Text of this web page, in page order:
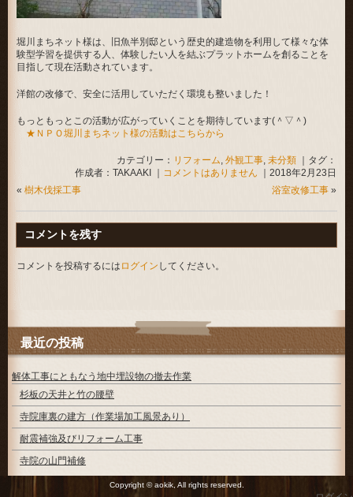
堀川まちネット様は、旧魚半別邸という歴史的建造物を利用して様々な体
験型学習を提供する人、体験したい人を結ぶプラットホームを創ることを
目指して現在活動されています。
洋館の改修で、安全に活用していただく環境も整いました！
もっともっとこの活動が広がっていくことを期待しています(＾▽＾)
★ＮＰＯ堀川まちネット様の活動はこちらから
カテゴリー： リフォーム 外観工事, 未分類｜タグ：
作成者：TAKAAKI ｜ コメントはありません ｜2018年2月23日
«樹木伐採工事 浴室改修工事»
コメントを残す
コメントを投稿するには ログイン してください。
最近の投稿
解体工事にともなう地中埋設物の撤去作業
杉板の天井と竹の腰壁
寺院庫裏の建方（作業場加工風景あり）
耐震補強及びリフォーム工事
寺院の山門補修
Copyright © aokik, All rights reserved